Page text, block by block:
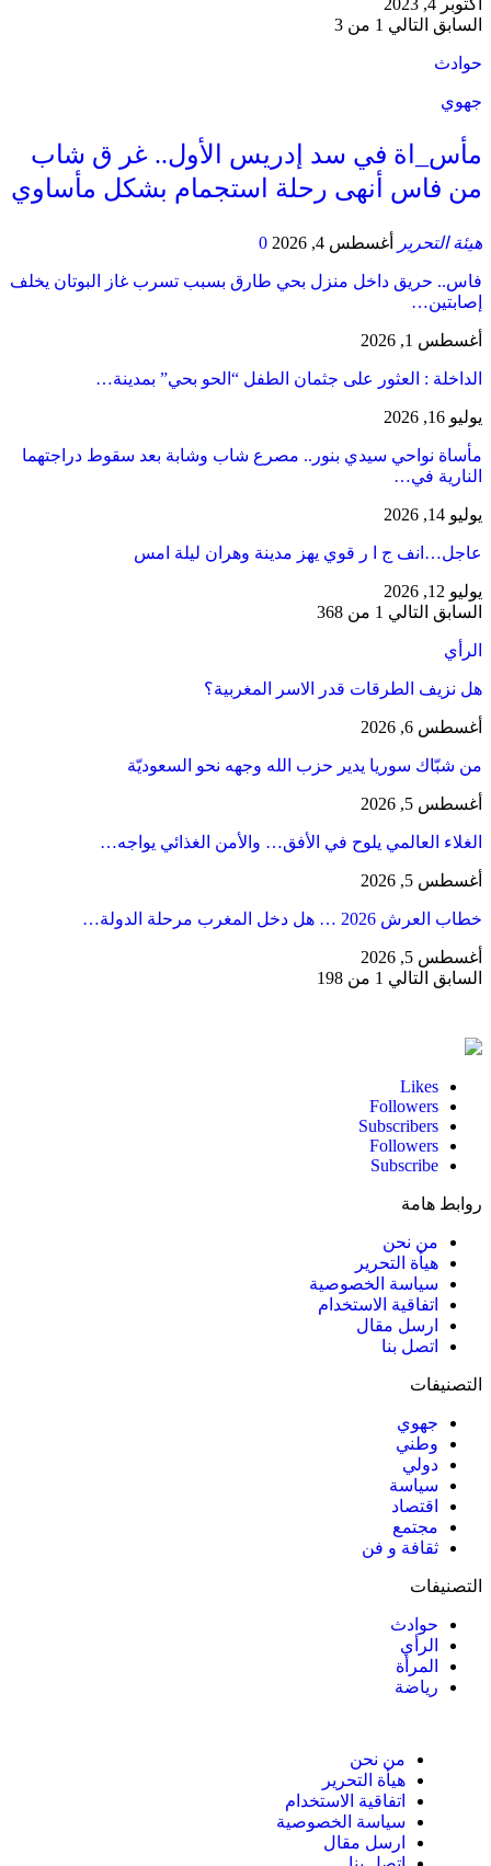
السابق التالي 1 من 3
حوادث
جهوي
مأس_اة في سد إدريس الأول.. غر ق شاب
من فاس أنهى رحلة استجمام بشكل مأساوي
هيئة التحرير أغسطس 4, 2026 0
فاس.. حريق داخل منزل بحي طارق بسبب تسرب غاز البوتان يخلف
إصابتين…
أغسطس 1, 2026
​الداخلة : العثور على جثمان الطفل “الحو بحي” بمدينة…
يوليو 16, 2026
مأساة نواحي سيدي بنور.. مصرع شاب وشابة بعد سقوط دراجتهما
النارية في…
يوليو 14, 2026
عاجل…انف ج ا ر قوي يهز مدينة وهران ليلة امس
يوليو 12, 2026
السابق التالي 1 من 368
الرأي
هل نزيف الطرقات قدر الاسر المغربية؟
أغسطس 6, 2026
من شبّاك سوريا يدير حزب الله وجهه نحو السعوديّة
أغسطس 5, 2026
الغلاء العالمي يلوح في الأفق… والأمن الغذائي يواجه…
أغسطس 5, 2026
خطاب العرش 2026 … هل دخل المغرب مرحلة الدولة…
أغسطس 5, 2026
السابق التالي 1 من 198
Likes
Followers
Subscribers
Followers
Subscribe
روابط هامة
من نحن
هيأة التحرير
سياسة الخصوصية
اتفاقية الاستخدام
ارسل مقال
اتصل بنا
التصنيفات
جهوي
وطني
دولي
سياسة
اقتصاد
مجتمع
ثقافة و فن
التصنيفات
حوادث
الرأي
المرأة
رياضة
من نحن
هيأة التحرير
اتفاقية الاستخدام
سياسة الخصوصية
ارسل مقال